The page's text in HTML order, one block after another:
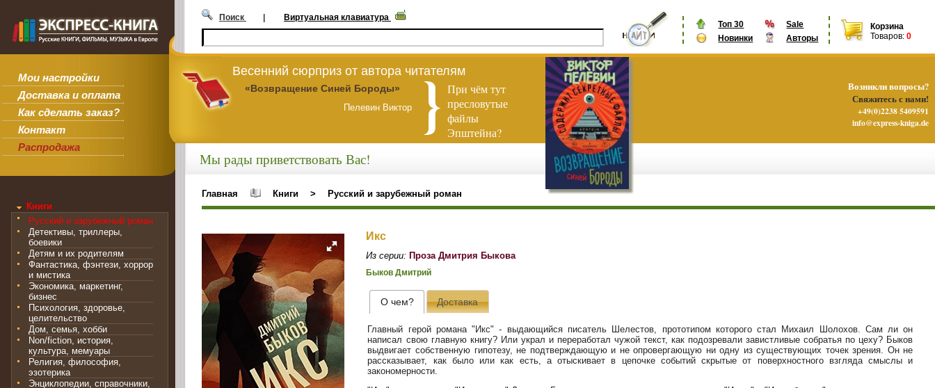
Мои настройки
Доставка и оплата
Как сделать заказ?
Контакт
Распродажа
Топ 30
Sale
Новинки
Авторы
Корзина
Товаров: 0
Поиск | Виртуальная клавиатура
Весенний сюрприз от автора читателям
«Возвращение Синей Бороды»
Пелевин Виктор
При чём тут
пресловутые
файлы
Эпштейна?
Книги
Русский и зарубежный роман
Детективы, триллеры,
боевики
Детям и их родителям
Фантастика, фэнтези, хоррор
и мистика
Экономика, маркетинг,
бизнес
Психология, здоровье,
целительство
Дом, семья, хобби
Non/fiction, история,
культура, мемуары
Религия, философия,
эзотерика
Энциклопедии, справочники,
Мы рады приветствовать Вас!
Главная Книги > Русский и зарубежный роман
Икс
Из серии: Проза Дмитрия Быкова
Быков Дмитрий
О чем? Доставка
Главный герой романа "Икс" - выдающийся писатель Шелестов, прототипом которого стал Михаил Шолохов. Сам ли он
написал свою главную книгу? Или украл и переработал чужой текст, как подозревали завистливые собратья по цеху? Быков
выдвигает собственную гипотезу, не подтверждающую и не опровергающую ни одну из существующих точек зрения. Он не
рассказывает, как было или как есть, а отыскивает в цепочке событий скрытые от поверхностного взгляда смыслы и
закономерности.
Возникли вопросы?
Свяжитесь с нами!
+49(0)2238 5409591
info@express-kniga.de